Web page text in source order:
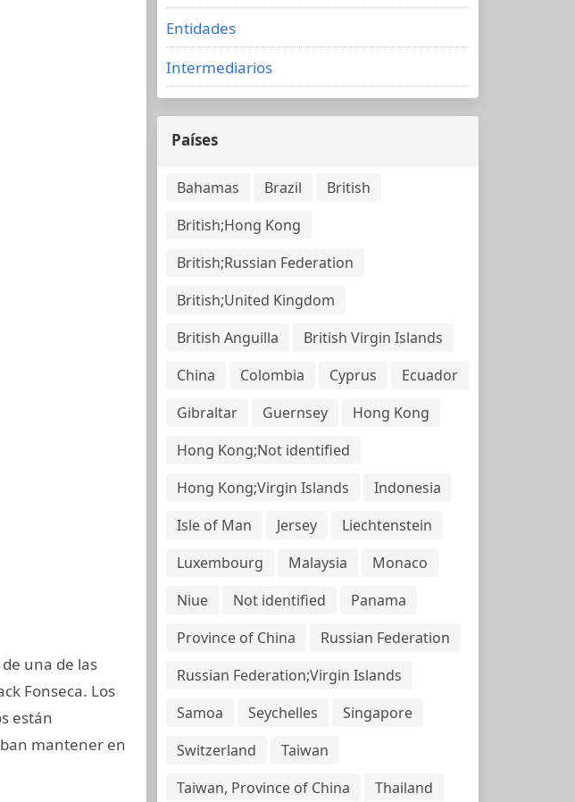
una de las
Fonseca. Los
están
mantener en
Entidades
Intermediarios
Países
Bahamas Brazil
British
British;Hong Kong
British;Russian Federation
British;United Kingdom
British Anguilla
British Virgin Islands
China
Colombia Cyprus
Ecuador
Gibraltar
Guernsey
Hong Kong
Hong Kong;Not identified
Hong Kong;Virgin Islands
Indonesia
Isle of Man
Jersey
Liechtenstein
Luxembourg
Malaysia
Monaco
Niue
Not identified
Panama
Province of China
Russian Federation
Russian Federation;Virgin Islands
Samoa
Seychelles
Singapore
Switzerland
Taiwan
Taiwan, Province of China
Thailand